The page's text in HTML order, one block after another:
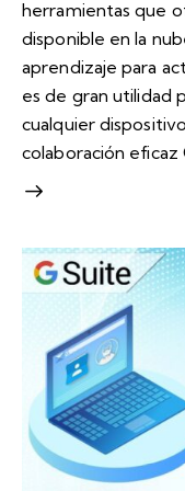
herramientas que
disponible en la
aprendizaje para
es de gran utilidad
cualquier
colaboración